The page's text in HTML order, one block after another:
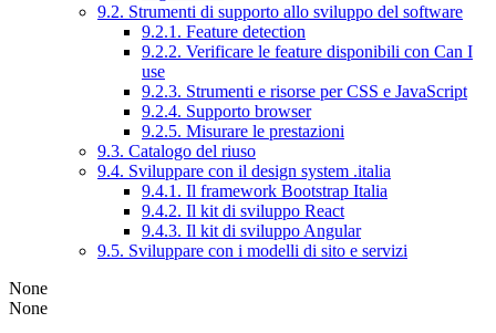
9.2. Strumenti di supporto allo sviluppo del software
9.2.1. Feature detection
9.2.2. Verificare le feature disponibili con Can I
use
9.2.3. Strumenti e risorse per CSS e JavaScript
9.2.4. Supporto browser
9.2.5. Misurare le prestazioni
9.3. Catalogo del riuso
9.4. Sviluppare con il design system .italia
9.4.1. Il framework Bootstrap Italia
9.4.2. Il kit di sviluppo React
9.4.3. Il kit di sviluppo Angular
9.5. Sviluppare con i modelli di sito e servizi
None
None